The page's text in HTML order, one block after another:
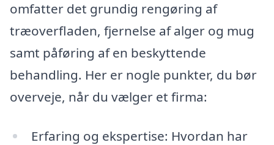
omfatter det grundig rengøring af
træoverfladen, fjernelse af alger og mug
samt påføring af en beskyttende
behandling. Her er nogle punkter, du bør
overveje, når du vælger et firma:
Erfaring og ekspertise: Hvordan har